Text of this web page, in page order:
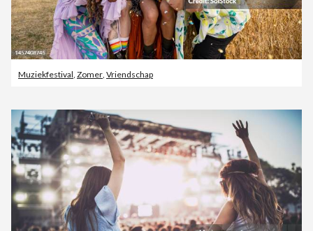
Muziekfestival Zomer Vriendschap